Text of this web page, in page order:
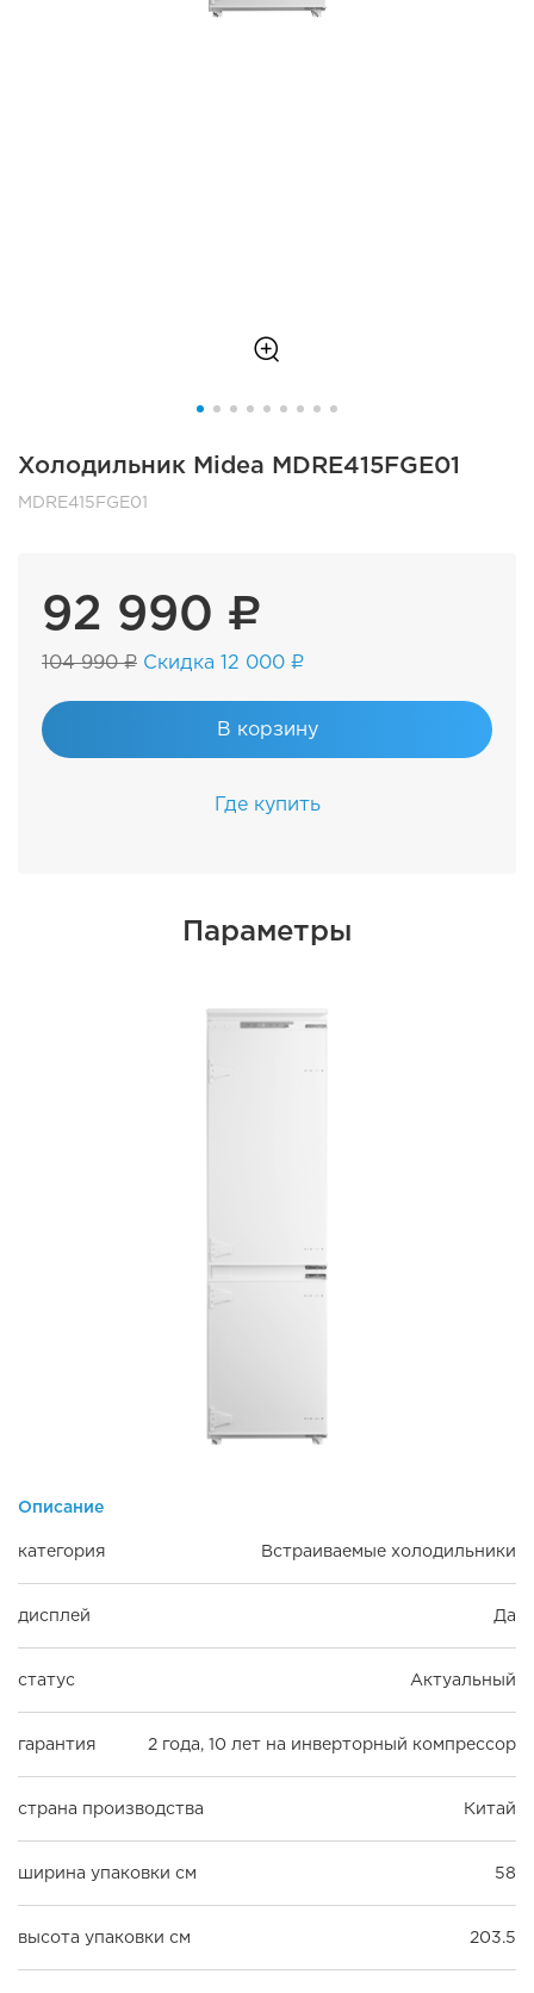
Холодильник Midea MDRE415FGE01
MDRE415FGE01
92 990 ₽
104 990 ₽ Скидка 12 000 ₽
В корзину
Где купить
Параметры
Описание
категория Встраиваемые холодильники
дисплей Да
статус Актуальный
гарантия 2 года, 10 лет на инверторный компрессор
страна производства Китай
ширина упаковки см 58
высота упаковки см 203.5